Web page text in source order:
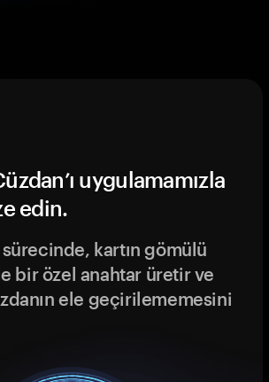
uygulamamızla
edin.
kartın gömülü
bir özel anahtar üretir ve
ele geçirilememesini